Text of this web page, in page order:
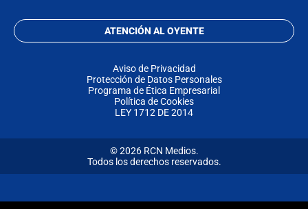
ATENCIÓN AL OYENTE
Aviso de Privacidad
Protección de Datos Personales
Programa de Ética Empresarial
Política de Cookies
LEY 1712 DE 2014
© 2026 RCN Medios.
Todos los derechos reservados.